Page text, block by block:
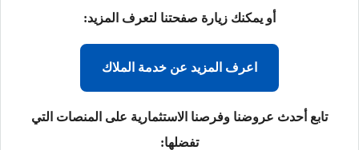
أو يمكنك زيارة صفحتنا لتعرف المزيد:
اعرف المزيد عن خدمة الملاك
تابع أحدث عروضنا وفرصنا الاستثمارية على المنصات التي
تفضلها: